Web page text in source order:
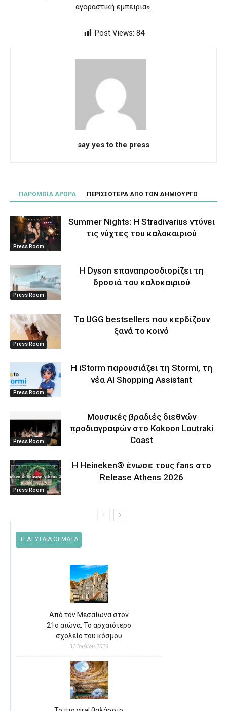
αγοραστική εμπειρία».
Post Views: 84
say yes to the press
ΠΑΡΟΜΟΙΑ ΑΡΘΡΑ ΠΕΡΙΣΣΟΤΕΡΑ ΑΠΟ ΤΟΝ ΔΗΜΙΟΥΡΓΟ
Press Room
Summer Nights: Η Stradivarius ντύνει
τις νύχτες του καλοκαιριού
Press Room
Η Dyson επαναπροσδιορίζει τη
δροσιά του καλοκαιριού
Press Room
Τα UGG bestsellers που κερδίζουν
ξανά το κοινό
Press Room
Η iStorm παρουσιάζει τη Stormi, τη
νέα AI Shopping Assistant
Press Room
Μουσικές βραδιές διεθνών
προδιαγραφών στο Kokoon Loutraki
Coast
Press Room
Η Heineken® ένωσε τους fans στο
Release Athens 2026
ΤΕΛΕΥΤΑΙΑ ΘΕΜΑΤΑ
Από τον Μεσαίωνα στον
21ο αιώνα: Το αρχαιότερο
σχολείο του κόσμου
31 Ιουλίου 2026